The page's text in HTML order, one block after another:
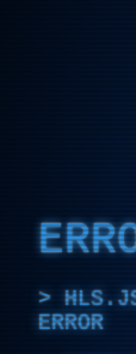
ERROR